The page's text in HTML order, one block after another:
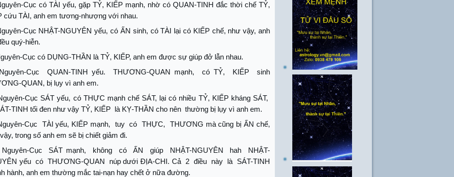
Cục có TÀI yếu, gặp TỶ, KIẾP mạnh, nhờ có QUAN-TINH đắc thời chế TỶ,
cứu TÀI, anh em tương-nhượng với nhau.
Cục NHẬT-NGUYÊN yếu, có ẤN sinh, có TÀI lại có KIẾP chế, như vậy, anh
quý-hiễn.
Cục có DỤNG-THẦN là TỶ, KIẾP, anh em được sự giúp đở lẫn nhau.
Nguyên-Cục QUAN-TINH yếu. THƯƠNG-QUAN mạnh, có TỶ, KIẾP
sinh
QUAN, bị lụy vì anh em.
Cục SÁT yếu, có THỰC mạnh chế SÁT, lại có nhiều TỶ, KIẾP kháng SÁT,
TINH tối đen như vậy TỶ, KIẾP là KỴ-THẦN cho nên thường bị lụy vì anh em.
Cục
TÀI yếu, KIẾP mạnh, tuy có THỰC,
THƯƠNG mà cũng bị ẤN chế,
trong số anh em sẽ bị chiết giảm đi.
Nguyên-Cục SÁT mạnh, không có ẤN giúp NHẬT-NGUYÊN hah
NHẬT-
yếu có THƯƠNG-QUAN núp dưới ĐỊA-CHI. Cả 2 điều này là SÁT-TINH
hành, anh em thường mắc tai-nạn hay chết ở nữa đường.